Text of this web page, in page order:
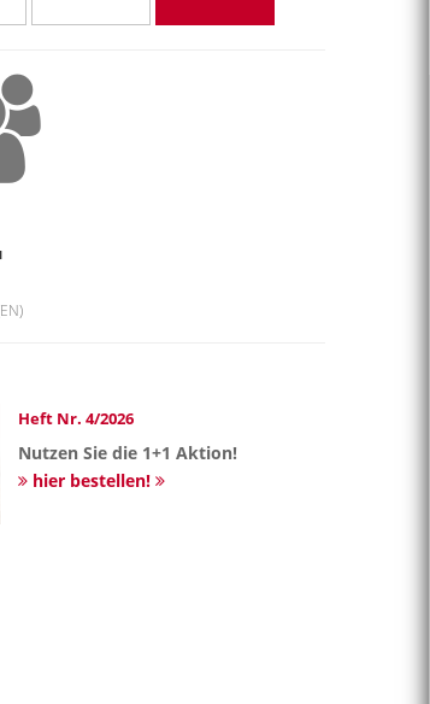
Heft Nr. 4/2026
Nutzen Sie die 1+1 Aktion!
hier bestellen!